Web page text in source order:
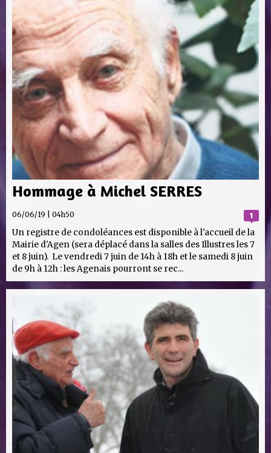
Hommage à Michel SERRES
1
06/06/19 | 04h50
Un registre de condoléances est disponible à l'accueil de la
Mairie d'Agen (sera déplacé dans la salles des Illustres les 7
et 8 juin). Le vendredi 7 juin de 14h à 18h et le samedi 8 juin
de 9h à 12h : les Agenais pourront se rec...